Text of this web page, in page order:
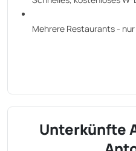
Mehrere Restaurants -
Unterkünfte